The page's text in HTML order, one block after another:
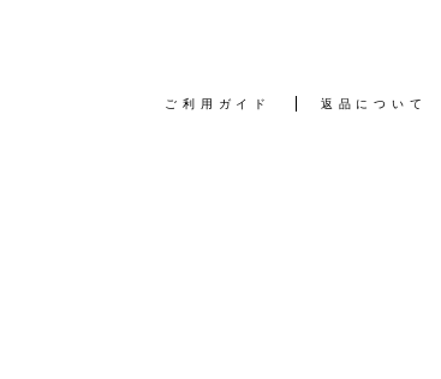
ご利用ガイド 返品について